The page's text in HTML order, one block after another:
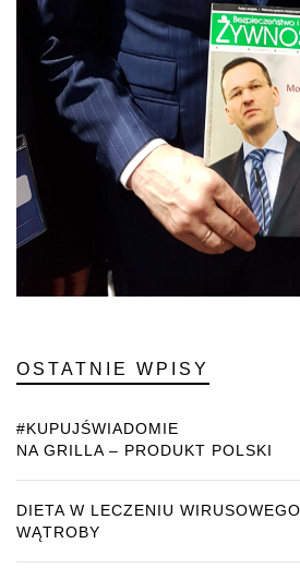
OSTATNIE WPISY
#KUPUJŚWIADOMIE
NA GRILLA – PRODUKT POLSKI
DIETA W LECZENIU
WĄTROBY